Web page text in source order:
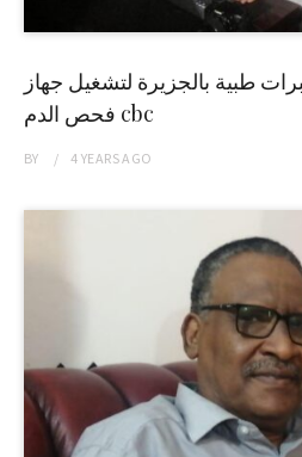
طبية بالجزيرة لتشغيل جهاز
فحص الدم cbc
BY 4 YEARSAGO